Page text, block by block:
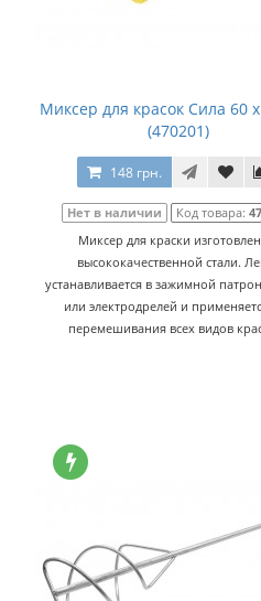
Миксер для красок Сила 60
(470201)
148 грн.
Нет в наличии Код товара:
Миксер для краски
высококачественной стали.
устанавливается в зажимной
или электродрелей и
перемешивания всех видов